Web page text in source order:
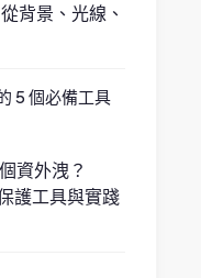
背景、光線、
5 個必備工具
資外洩？
護工具與實踐